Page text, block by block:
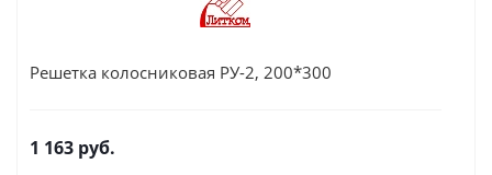
Решетка колосниковая РУ-2, 200*300
1 163 руб.